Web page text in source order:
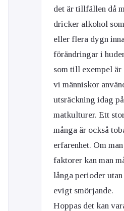
det är tillfällen då
dricker alkohol
eller flera dygn
förändringar i
som till exempel
vi människor
utsräckning idag
matkulturer. Ett
många är också
erfarenhet. Om
faktorer kan man
långa perioder
evigt smörjande.
Hoppas det kan